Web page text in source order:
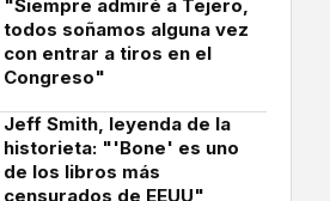
"Siempre admiré a Tejero,
todos soñamos alguna vez
con entrar a tiros en el
Congreso"
Jeff Smith, leyenda de la
historieta: "'Bone' es uno
de los libros más
censurados de EEUU"